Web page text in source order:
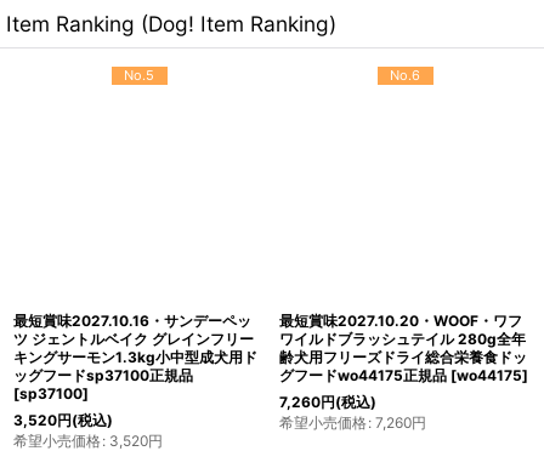
Item Ranking (Dog! Item Ranking)
No.5
最短賞味2027.10.16・サンデーペッ
ツ ジェントルベイク グレインフリー
キングサーモン1.3kg小中型成犬用ド
ッグフードsp37100正規品
[sp37100]
3,520円(税込)
希望小売価格: 3,520円
No.6
最短賞味2027.10.20・WOOF・ワフ
ワイルドブラッシュテイル 280g全年
齢犬用フリーズドライ総合栄養食ドッ
グフードwo44175正規品 [wo44175]
7,260円(税込)
希望小売価格: 7,260円